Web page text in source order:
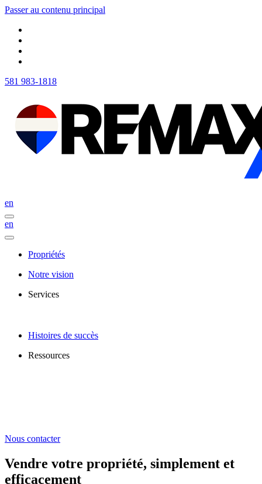
Passer au contenu principal
581 983-1818
en
en
Propriétés
Notre vision
Services
Histoires de succès
Ressources
Nous contacter
Vendre votre propriété, simplement et
efficacement